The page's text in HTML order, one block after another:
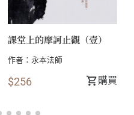
課堂上的摩訶止觀（壹）
作者： 永本法師
$256 購買